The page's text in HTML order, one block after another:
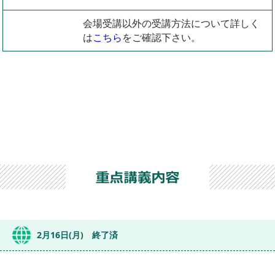
会場受講以外の受講方法について詳しく
はこちらをご確認下さい。
2月16日(月) 終了済